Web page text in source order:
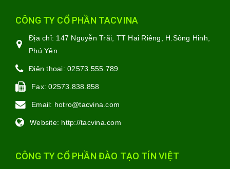
CÔNG TY CỔ PHẦN TACVINA
Địa chỉ: 147 Nguyễn Trãi, TT Hai Riêng, H.Sông Hinh,
Phú Yên
Điện thoại: 02573.555.789
Fax:02573.838.858
Email: hotro@tacvina.com
Website: http://tacvina.com
CÔNG TY CỔ PHẦN ĐÀO TẠO TÍN VIỆT